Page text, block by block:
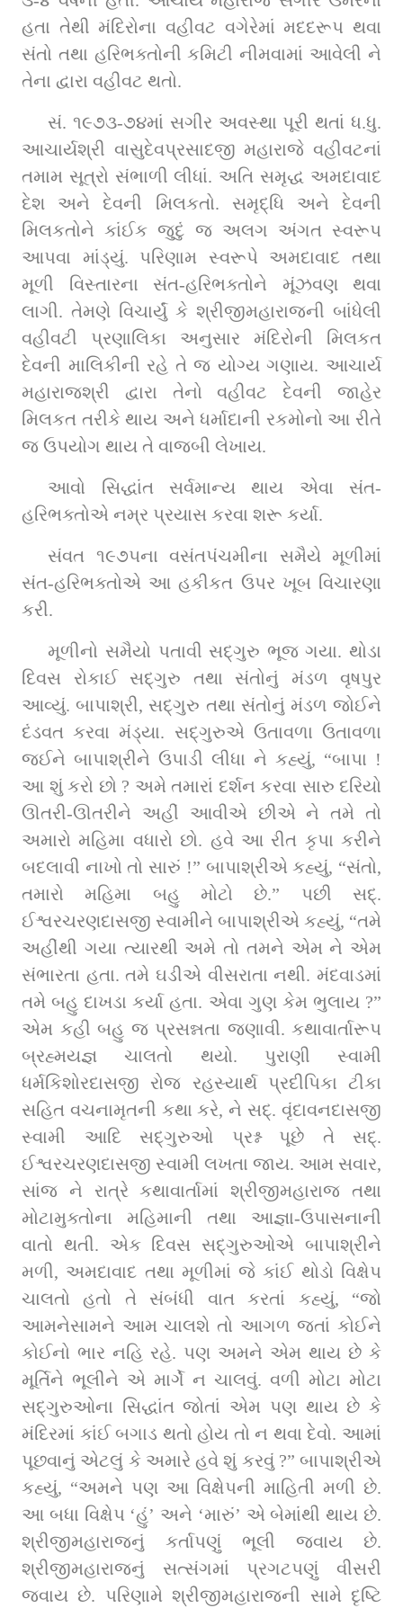
હતા તેથી મંદિરોના વહીવટ વગેરેમાં મદદરૂપ થવા
સંતો તથા હરિભક્તોની કમિટી નીમવામાં આવેલી ને
તેના દ્વારા વહીવટ થતો.
સં. ૧૯૭૩-૭૪માં સગીર અવસ્થા પૂરી થતાં ધ.ધુ.
આચાર્યશ્રી વાસુદેવપ્રસાદજી મહારાજે વહીવટનાં
તમામ સૂત્રો સંભાળી લીધાં. અતિ સમૃદ્ધ અમદાવાદ
દેશ અને દેવની મિલકતો. સમૃદ્ધિ અને દેવની
મિલકતોને કાંઈક જુદું જ અલગ અંગત સ્વરૂપ
આપવા માંડ્યું. પરિણામ સ્વરૂપે અમદાવાદ તથા
મૂળી વિસ્તારના સંત-હરિભક્તોને મૂંઝવણ થવા
લાગી. તેમણે વિચાર્યું કે શ્રીજીમહારાજની બાંધેલી
વહીવટી પ્રણાલિકા અનુસાર મંદિરોની મિલકત
દેવની માલિકીની રહે તે જ યોગ્ય ગણાય. આચાર્ય
મહારાજશ્રી દ્વારા તેનો વહીવટ દેવની જાહેર
મિલકત તરીકે થાય અને ધર્માદાની રકમોનો આ રીતે
જ ઉપયોગ થાય તે વાજબી લેખાય.
આવો સિદ્ધાંત સર્વમાન્ય થાય એવા સંત-
હરિભક્તોએ નમ્ર પ્રયાસ કરવા શરૂ કર્યા.
સંવત ૧૯૭૫ના વસંતપંચમીના સમૈયે મૂળીમાં
સંત-હરિભક્તોએ આ હકીકત ઉપર ખૂબ વિચારણા
કરી.
મૂળીનો સમૈયો પતાવી સદ્‌ગુરુ ભૂજ ગયા. થોડા
દિવસ રોકાઈ સદ્‌ગુરુ તથા સંતોનું મંડળ વૃષપુર
આવ્યું. બાપાશ્રી, સદ્‌ગુરુ તથા સંતોનું મંડળ જોઈને
દંડવત કરવા મંડ્યા. સદ્‌ગુરુએ ઉતાવળા ઉતાવળા
જઈને બાપાશ્રીને ઉપાડી લીધા ને કહ્યું, “બાપા !
આ શું કરો છો ? અમે તમારાં દર્શન કરવા સારુ દરિયો
ઊતરી-ઊતરીને અહીં આવીએ છીએ ને તમે તો
અમારો મહિમા વધારો છો. હવે આ રીત કૃપા કરીને
બદલાવી નાખો તો સારું !” બાપાશ્રીએ કહ્યું, “સંતો,
તમારો મહિમા બહુ મોટો છે.” પછી સદ્.
ઈશ્વરચરણદાસજી સ્વામીને બાપાશ્રીએ કહ્યું, “તમે
અહીંથી ગયા ત્યારથી અમે તો તમને એમ ને એમ
સંભારતા હતા. તમે ઘડીએ વીસરાતા નથી. મંદવાડમાં
તમે બહુ દાખડા કર્યા હતા. એવા ગુણ કેમ ભુલાય ?”
એમ કહી બહુ જ પ્રસન્નતા જણાવી. કથાવાર્તારૂપ
બ્રહ્મયજ્ઞ ચાલતો થયો. પુરાણી સ્વામી
ધર્મકિશોરદાસજી રોજ રહસ્યાર્થ પ્રદીપિકા ટીકા
સહિત વચનામૃતની કથા કરે, ને સદ્‌. વૃંદાવનદાસજી
સ્વામી આદિ સદ્‌ગુરુઓ પ્રશ્ન પૂછે તે સદ્‌.
ઈશ્વરચરણદાસજી સ્વામી લખતા જાય. આમ સવાર,
સાંજ ને રાત્રે કથાવાર્તામાં શ્રીજીમહારાજ તથા
મોટામુક્તોના મહિમાની તથા આજ્ઞા-ઉપાસનાની
વાતો થતી. એક દિવસ સદ્‌ગુરુઓએ બાપાશ્રીને
મળી, અમદાવાદ તથા મૂળીમાં જે કાંઈ થોડો વિક્ષેપ
ચાલતો હતો તે સંબંધી વાત કરતાં કહ્યું, “જો
આમનેસામને આમ ચાલશે તો આગળ જતાં કોઈને
કોઈનો ભાર નહિ રહે. પણ અમને એમ થાય છે કે
મૂર્તિને ભૂલીને એ માર્ગે ન ચાલવું. વળી મોટા મોટા
સદ્‌ગુરુઓના સિદ્ધાંત જોતાં એમ પણ થાય છે કે
મંદિરમાં કાંઈ બગાડ થતો હોય તો ન થવા દેવો. આમાં
પૂછવાનું એટલું કે અમારે હવે શું કરવું ?” બાપાશ્રીએ
કહ્યું, “અમને પણ આ વિક્ષેપની માહિતી મળી છે.
આ બધા વિક્ષેપ ‘હું’ અને ‘મારું’ એ બેમાંથી થાય છે.
શ્રીજીમહારાજનું કર્તાપણું ભૂલી જવાય છે.
શ્રીજીમહારાજનું સત્સંગમાં પ્રગટપણું વીસરી
જવાય છે. પરિણામે શ્રીજીમહારાજની સામે દૃષ્ટિ